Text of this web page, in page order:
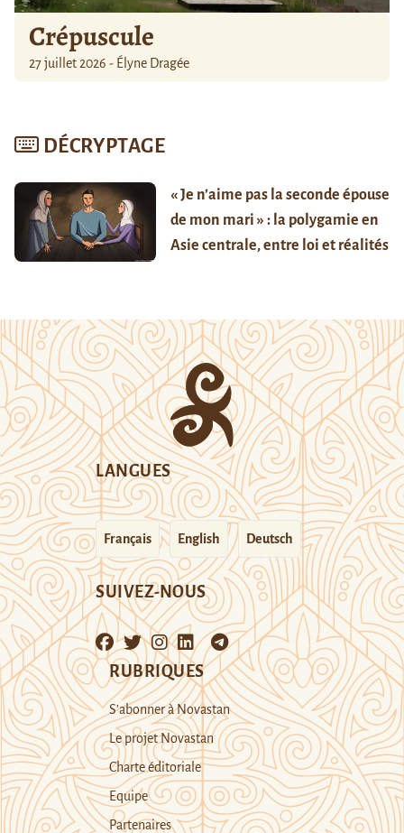
Crépuscule
27 juillet 2026 - Élyne Dragée
DÉCRYPTAGE
« Je n’aime pas la seconde épouse
de mon mari » : la polygamie en
Asie centrale, entre loi et réalités
LANGUES
Français English Deutsch
SUIVEZ-NOUS
RUBRIQUES
S’abonner à Novastan
Le projet Novastan
Charte éditoriale
Equipe
Partenaires